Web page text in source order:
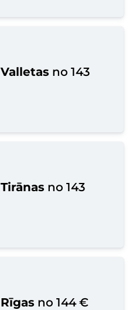
Valletas no 143
Tirānas no 143
Rīgas no 144 €